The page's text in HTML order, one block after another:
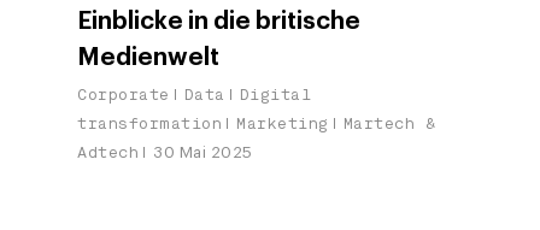
Einblicke in die britische
Medienwelt
Corporate Data
Digital
transformation
Marketing
Martech &
Adtech
30 Mai 2025